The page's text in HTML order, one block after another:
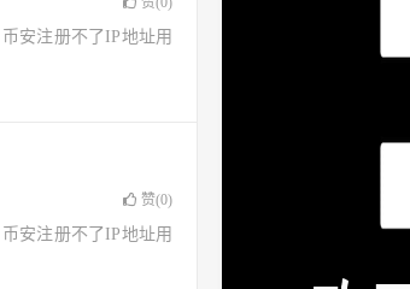
币安注册不了IP地址用
赞(0)
币安注册不了IP地址用